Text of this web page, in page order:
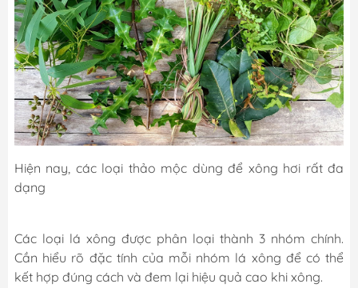
Hiện nay, các loại thảo mộc dùng để xông hơi rất đa
dạng
Các loại lá xông được phân loại thành 3 nhóm chính.
Cần hiểu rõ đặc tính của mỗi nhóm lá xông để có thể
kết hợp đúng cách và đem lại hiệu quả cao khi xông.